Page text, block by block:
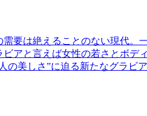
要は絶えることのない現代
アと言えば女性の若さとボ
美しさ”に迫る新たなグラビ